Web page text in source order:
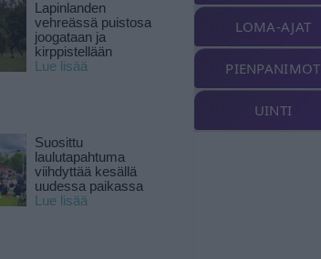
Lapinlanden
vehreässä puistosa
joogataan ja
kirppistellään
Lue lisää
Suosittu
laulutapahtuma
viihdyttää kesällä
uudessa paikassa
Lue lisää
LOMA-AJAT
PIENPANIMOT
UINTI